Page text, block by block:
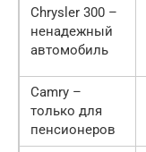
Chrysler 300 –
ненадежный
автомобиль
Camry –
только для
пенсионеров